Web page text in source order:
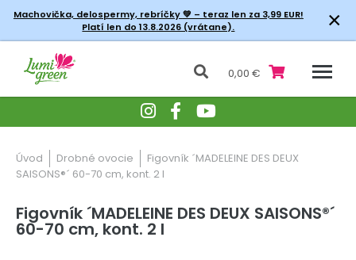
Machovička, delospermy, rebríčky💚 – teraz len za 3,99 EUR!
Platí len do 13.8.2026 (vrátane).
×
0,00 €
Úvod Drobné ovocie
Figovník ´MADELEINE DES DEUX
SAISONS®´ 60-70 cm, kont. 2 l
Figovník ´MADELEINE DES DEUX SAISONS®´
60-70 cm, kont. 2 l